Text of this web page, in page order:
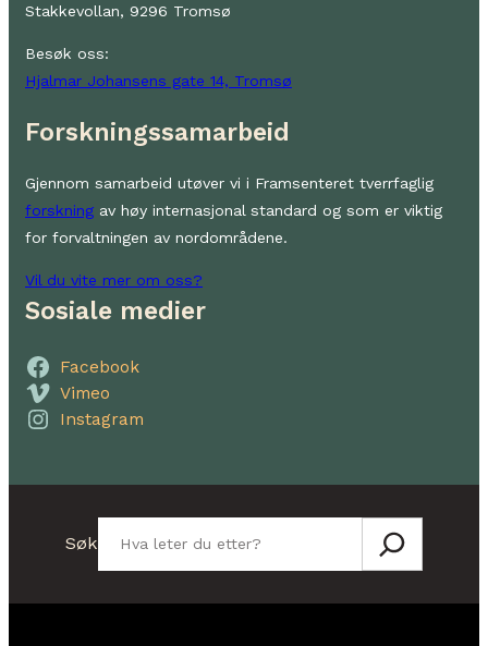
Stakkevollan, 9296 Tromsø
Besøk oss:
Hjalmar Johansens gate 14, Tromsø
Forskningssamarbeid
Gjennom samarbeid utøver vi i Framsenteret tverrfaglig
forskning av høy internasjonal standard og som er viktig
for forvaltningen av nordområdene.
Vil du vite mer om oss?
Sosiale medier
Facebook
Vimeo
Instagram
Søk